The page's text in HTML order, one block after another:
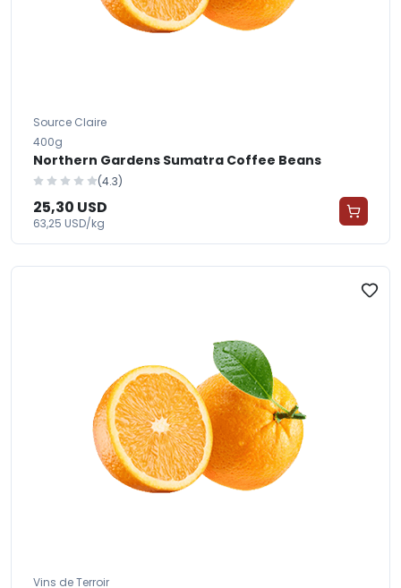
Source Claire
400g
Northern Gardens Sumatra Coffee Beans
(4.3)
25,30 USD
63,25 USD/kg
Vins de Terroir